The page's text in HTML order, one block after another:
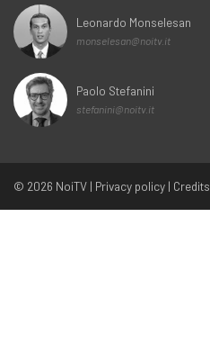
Leonardo Monselesan
monselesan@noitv.it
Paolo Stefanini
stefanini@noitv.it
© 2026 NoiTV | Privacy policy | Credits